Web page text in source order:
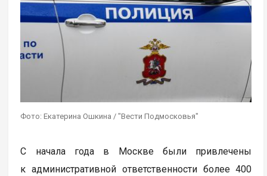
Фото: Екатерина Ошкина / "Вести Подмосковья"
С начала года в Москве были привлечены
к административной ответственности более 400